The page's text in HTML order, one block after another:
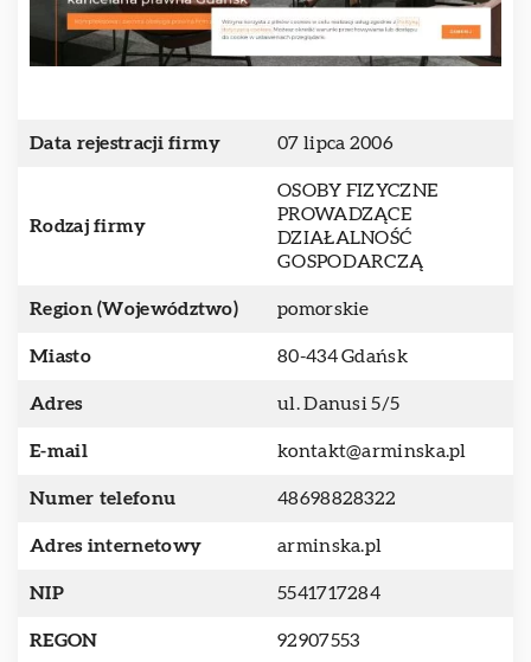
Data rejestracji firmy 07 lipca 2006
Rodzaj firmy
OSOBY FIZYCZNE
PROWADZĄCE
DZIAŁALNOŚĆ
GOSPODARCZĄ
Region (Województwo) pomorskie
Miasto 80-434 Gdańsk
Adres ul. Danusi 5/5
E-mail kontakt@arminska.pl
Numer telefonu 48698828322
Adres internetowy arminska.pl
NIP 5541717284
REGON 92907553